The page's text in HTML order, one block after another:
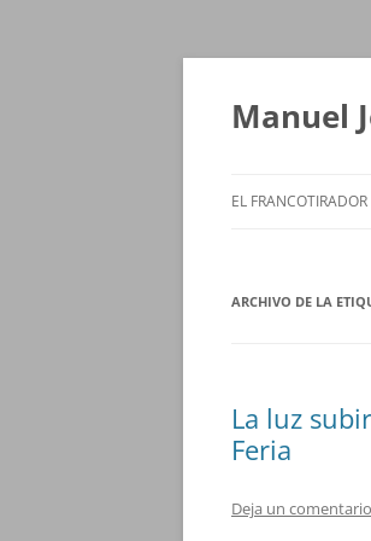
Saltar
Manuel
EL FRANCOTIRADOR
ARCHIVO DE LA
La luz
Feria
Deja un comentario